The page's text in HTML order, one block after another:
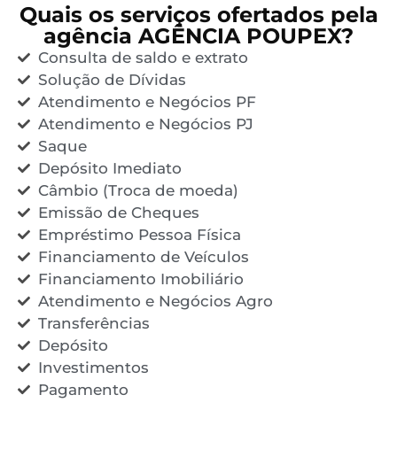
Quais os serviços ofertados pela
agência AGÊNCIA POUPEX?
Consulta de saldo e extrato
Solução de Dívidas
Atendimento e Negócios PF
Atendimento e Negócios PJ
Saque
Depósito Imediato
Câmbio (Troca de moeda)
Emissão de Cheques
Empréstimo Pessoa Física
Financiamento de Veículos
Financiamento Imobiliário
Atendimento e Negócios Agro
Transferências
Depósito
Investimentos
Pagamento